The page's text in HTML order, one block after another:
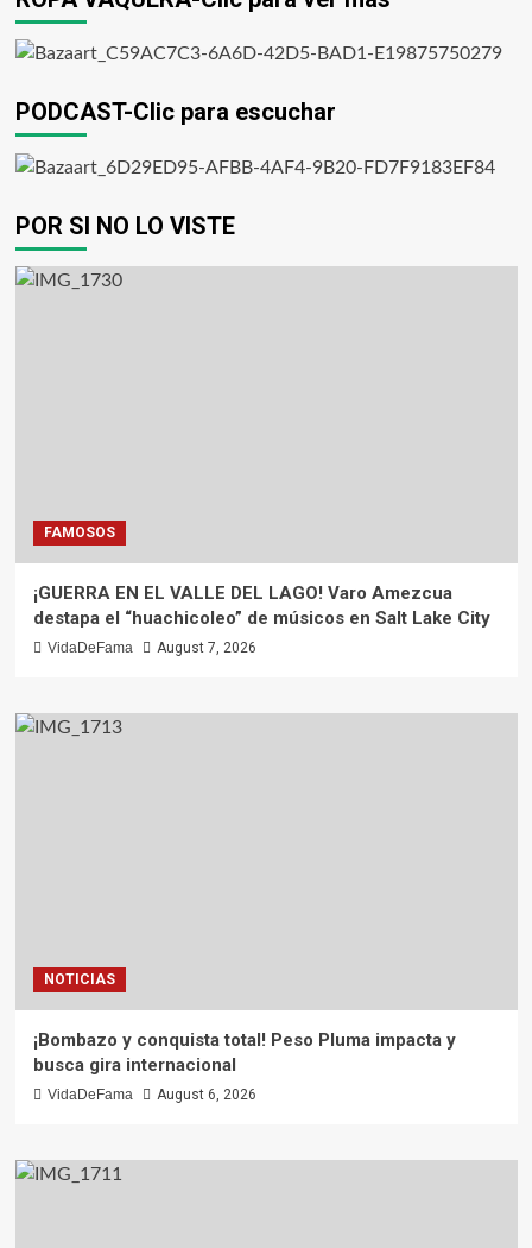
PODCAST-Clic para escuchar
POR SI NO LO VISTE
FAMOSOS
¡GUERRA EN EL VALLE DEL LAGO! Varo Amezcua
destapa el “huachicoleo” de músicos en Salt Lake City
VidaDeFama August 7, 2026
NOTICIAS
¡Bombazo y conquista total! Peso Pluma impacta y
busca gira internacional
VidaDeFama August 6, 2026